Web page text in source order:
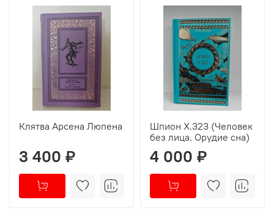
Клятва Арсена Люпена
3 400 ₽
Шпион Х.323 (Человек
без лица. Орудие сна)
4 000 ₽